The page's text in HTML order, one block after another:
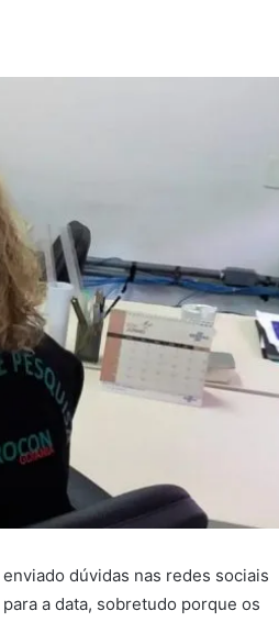
dúvidas nas redes sociais
a data, sobretudo porque os